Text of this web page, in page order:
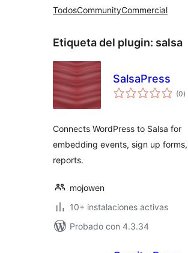
TodosCommunityCommercial
Etiqueta del plugin: salsa
SalsaPress
(0de
)
Connects WordPress to Salsa for
embedding events, sign up
reports.
mojowen
10+ instalaciones activas
Probado con 4.3.34